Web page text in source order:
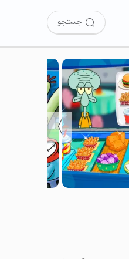
جستجو
〉